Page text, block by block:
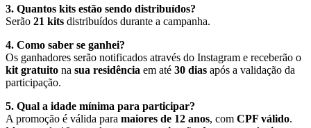
3. Quantos kits estão sendo distribuídos?
Serão 21 kits distribuídos durante a campanha.
4. Como saber se ganhei?
Os ganhadores serão notificados através do Instagram e receberão o
kit gratuito na sua residência em até 30 dias após a validação da
participação.
5. Qual a idade mínima para participar?
A promoção é válida para maiores de 12 anos, com CPF válido.